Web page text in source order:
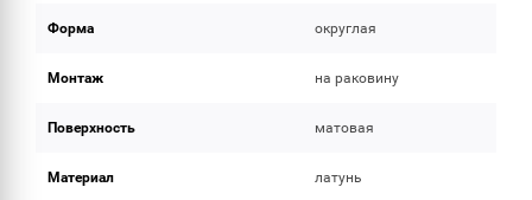
Форма округлая
Монтаж на раковину
Поверхность матовая
Материал латунь